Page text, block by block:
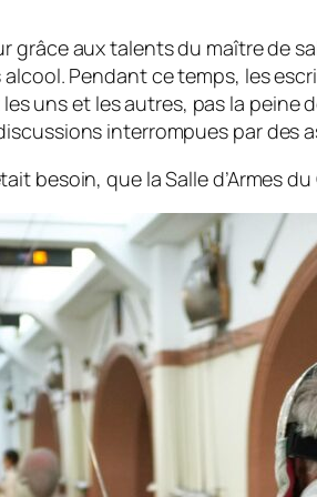
grâce aux talents du maître de
Pendant ce temps, les
uns et les autres, pas la peine
interrompues par des
besoin, que la Salle d’Armes